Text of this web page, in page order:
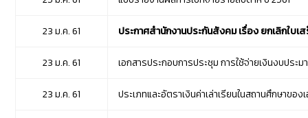
23 ม.ค. 61 ประกาศสำนักงานประกันสังคม เรื่อง ยกเลิกใบเ
23 ม.ค. 61 เอกสารประกอบการประชุม การใช้จ่ายเงินงบปร
23 ม.ค. 61 ประเภทและอัตราเงินค่าเล่าเรียนในสถานศึกษาขอ